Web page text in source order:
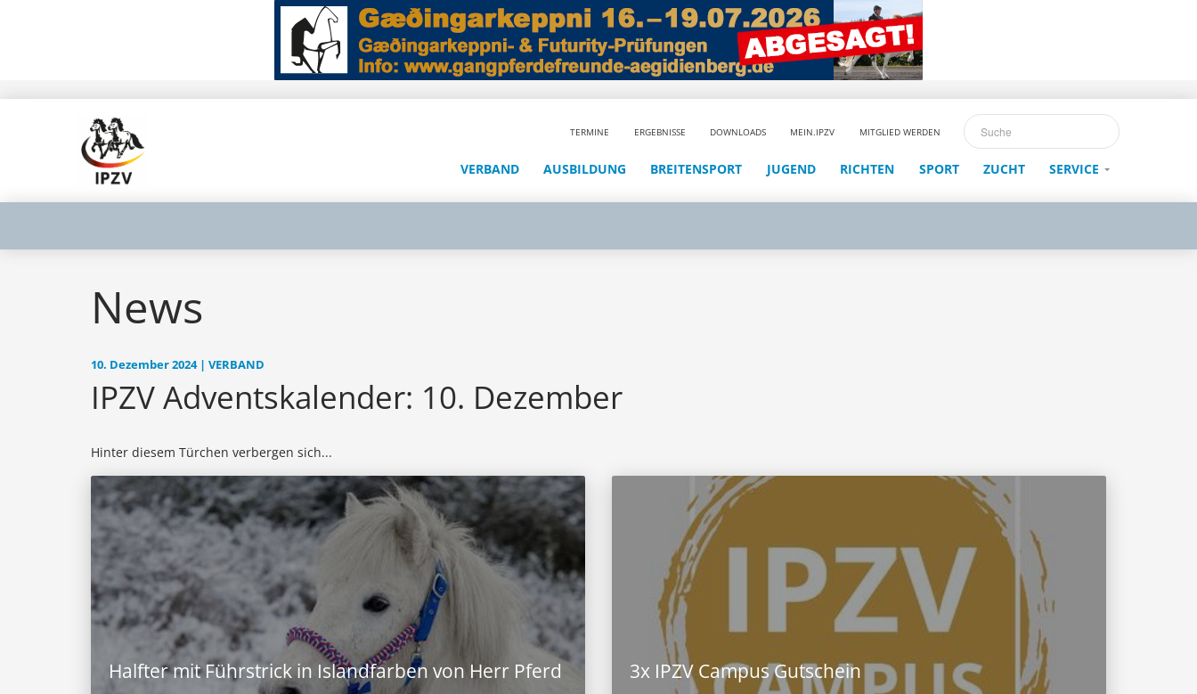
TERMINE ERGEBNISSE DOWNLOADS MEIN.IPZV MITGLIED WERDEN
VERBAND AUSBILDUNG BREITENSPORT JUGEND RICHTEN SPORT ZUCHT SERVICE
News
10. Dezember 2024 | VERBAND
IPZV Adventskalender: 10. Dezember
Hinter diesem Türchen verbergen sich...
Halfter mit Führstrick in Islandfarben von Herr Pferd 3x IPZV Campus Gutschein